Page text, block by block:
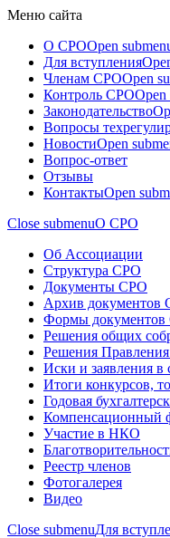
Меню сайта
О СРОOpen
Для вступления
Членам СРОOpen
Контроль СРОOpen
Законодательство
Вопросы
НовостиOpen
Вопрос-ответ
Отзывы
КонтактыOpen
Close submenuО СРО
Об Ассоциации
Структура СРО
Документы СРО
Архив документов
Формы
Решения общих
Решения
Иски и заявления в
Итоги конкурсов,
Годовая
Компенсационный
Участие в НКО
Реестр членов
Фотогалерея
Видео
Close submenuДля